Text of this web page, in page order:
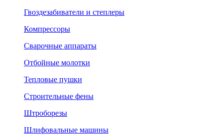
Гвоздезабиватели и степлеры
Компрессоры
Сварочные аппараты
Отбойные молотки
Тепловые пушки
Строительные фены
Штроборезы
Шлифовальные машины